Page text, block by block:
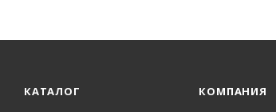
КАТАЛОГ КОМПАНИЯ